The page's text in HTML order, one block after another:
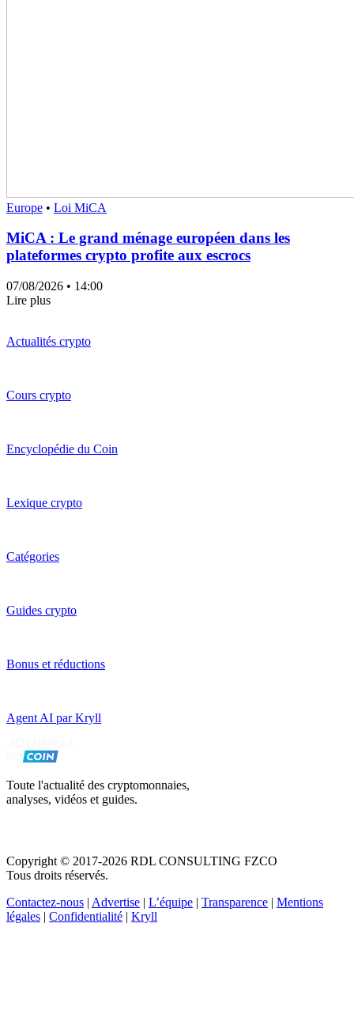
Europe • Loi MiCA
MiCA : Le grand ménage européen dans les
plateformes crypto profite aux escrocs
07/08/2026 • 14:00
Lire plus
Actualités crypto
Cours crypto
Encyclopédie du Coin
Lexique crypto
Catégories
Guides crypto
Bonus et réductions
Agent AI par Kryll
Toute l'actualité des cryptomonnaies,
analyses, vidéos et guides.
Copyright © 2017-2026 RDL CONSULTING FZCO
Tous droits réservés.
Contactez-nous | Advertise | L’équipe | Transparence | Mentions
légales | Confidentialité | Kryll